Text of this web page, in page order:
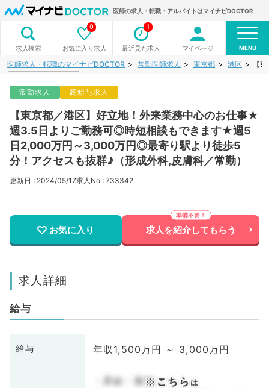
医師の求人・転職・アルバイトはマイナビDOCTOR
求人検索 お気に入り求人
0
最近見た求人
1
マイページ MENU
医師求人・転職のマイナビDOCTOR 常勤医師求人 東京都 港区 【
常勤求人 高給与求人
【東京都／港区】好立地！外来業務中心のお仕事★
週3.5日よりご勤務可◎時短相談もできます★週5
日2,000万円～3,000万円◎最寄り駅より徒歩5
分！アクセスも抜群♪（形成外科,皮膚科／常勤）
更新日 : 2024/05/17求人No : 733342
お気に入り 求人を紹介してもらう
求人詳細
給与
給与 年収1,500万円 ～ 3,000万円
・昇給・賞与